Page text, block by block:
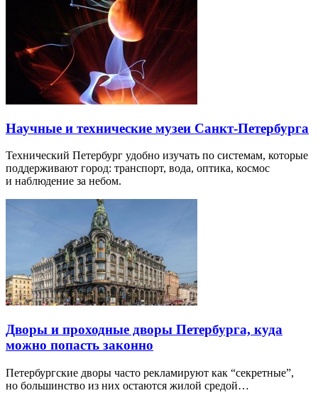
Научные и технические музеи Санкт-Петербурга
Технический Петербург удобно изучать по системам, которые
поддерживают город: транспорт, вода, оптика, космос
и наблюдение за небом.
Дворы и проходные дворы Петербурга, куда
можно попасть законно
Петербургские дворы часто рекламируют как “секретные”,
но большинство из них остаются жилой средой…